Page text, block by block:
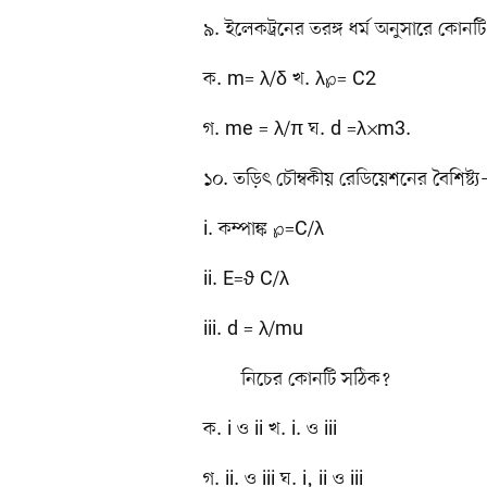
৯. ইলেকট্রনের তরঙ্গ ধর্ম অনুসারে
ক. m= λ/δ খ. λ℘= C2
গ. me = λ/π ঘ. d =λ×m3.
১০. তড়িৎ চৌম্বকীয় রেডিয়েশনের
i. কম্পাঙ্ক ℘=C/λ
ii. E=ϑ C/λ
iii. d = λ/mu
নিচের কোনটি সঠিক?
ক. i ও ii খ. i. ও iii
গ. ii. ও iii ঘ. i, ii ও iii